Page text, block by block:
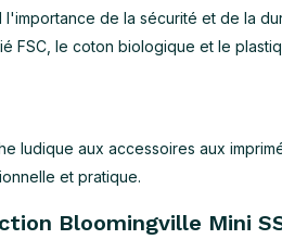
de la sécurité et de la
FSC, le coton biologique et le
ludique aux accessoires aux
et pratique.
Bloomingville Mini